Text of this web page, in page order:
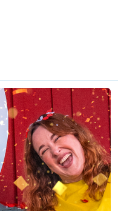
JOE scoort bij 35-54